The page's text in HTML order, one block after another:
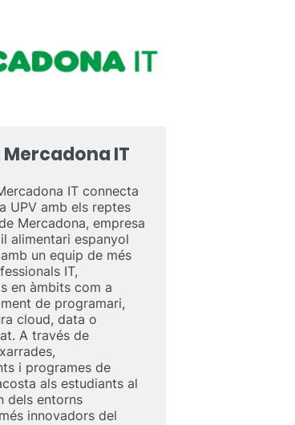
IT
IT connecta
UPV amb els reptes
Mercadona, empresa
alimentari espanyol
un equip de més
IT,
en àmbits com a
de programari,
cloud, data o
A través de
i programes de
als estudiants al
dels entorns
innovadors del